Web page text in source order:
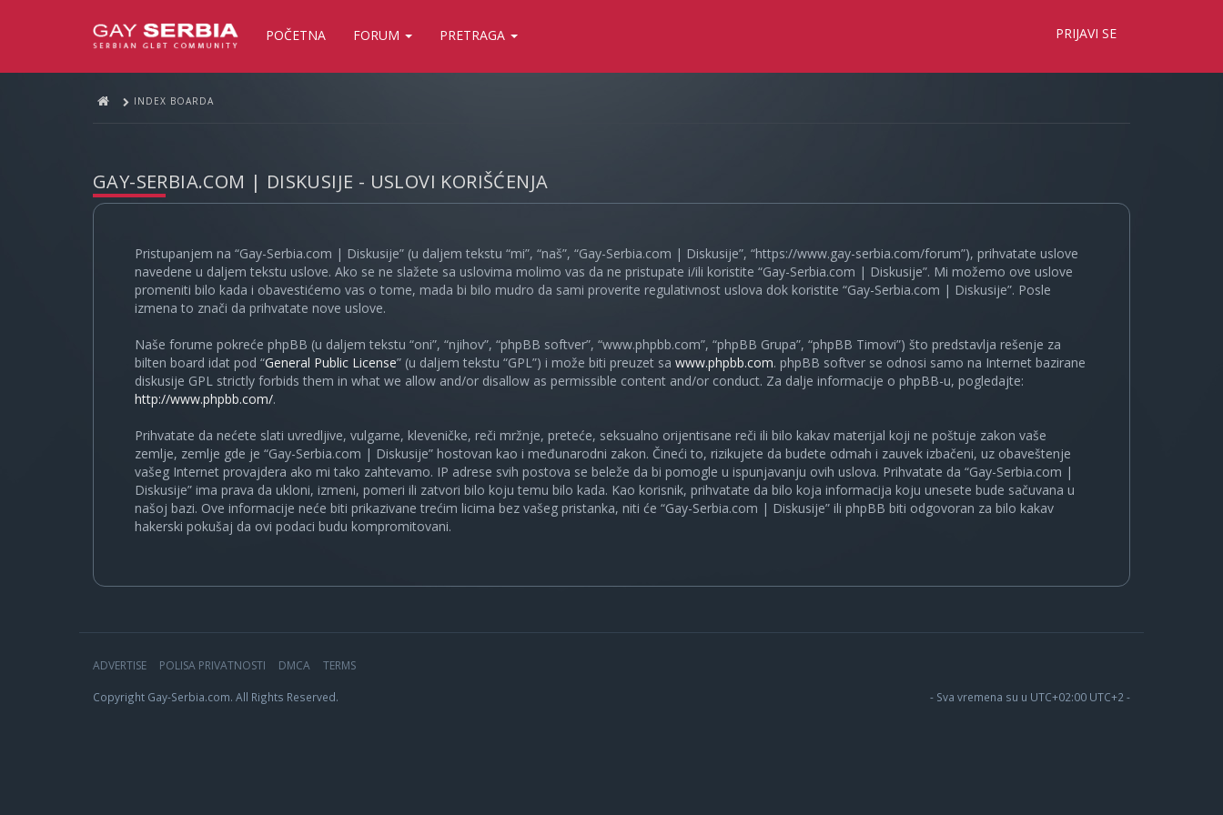
POČETNA FORUM PRETRAGA PRIJAVI SE
INDEX BOARDA
GAY-SERBIA.COM | DISKUSIJE - USLOVI KORIŠĆENJA
Pristupanjem na “Gay-Serbia.com | Diskusije” (u daljem tekstu “mi”, “naš”, “Gay-Serbia.com | Diskusije”, “https://www.gay-serbia.com/forum”), prihvatate uslove
navedene u daljem tekstu uslove. Ako se ne slažete sa uslovima molimo vas da ne pristupate i/ili koristite “Gay-Serbia.com | Diskusije”. Mi možemo ove uslove
promeniti bilo kada i obavestićemo vas o tome, mada bi bilo mudro da sami proverite regulativnost uslova dok koristite “Gay-Serbia.com | Diskusije”. Posle
izmena to znači da prihvatate nove uslove.
Naše forume pokreće phpBB (u daljem tekstu “oni”, “njihov”, “phpBB softver”, “www.phpbb.com”, “phpBB Grupa”, “phpBB Timovi”) što predstavlja rešenje za
bilten board idat pod “General Public License” (u daljem tekstu “GPL”) i može biti preuzet sa www.phpbb.com. phpBB softver se odnosi samo na Internet bazirane
diskusije GPL strictly forbids them in what we allow and/or disallow as permissible content and/or conduct. Za dalje informacije o phpBB-u, pogledajte:
http://www.phpbb.com/.
Prihvatate da nećete slati uvredljive, vulgarne, kleveničke, reči mržnje, preteće, seksualno orijentisane reči ili bilo kakav materijal koji ne poštuje zakon vaše
zemlje, zemlje gde je “Gay-Serbia.com | Diskusije” hostovan kao i međunarodni zakon. Čineći to, rizikujete da budete odmah i zauvek izbačeni, uz obaveštenje
vašeg Internet provajdera ako mi tako zahtevamo. IP adrese svih postova se beleže da bi pomogle u ispunjavanju ovih uslova. Prihvatate da “Gay-Serbia.com |
Diskusije” ima prava da ukloni, izmeni, pomeri ili zatvori bilo koju temu bilo kada. Kao korisnik, prihvatate da bilo koja informacija koju unesete bude sačuvana u
našoj bazi. Ove informacije neće biti prikazivane trećim licima bez vašeg pristanka, niti će “Gay-Serbia.com | Diskusije” ili phpBB biti odgovoran za bilo kakav
hakerski pokušaj da ovi podaci budu kompromitovani.
ADVERTISE POLISA PRIVATNOSTI DMCA TERMS
Copyright Gay-Serbia.com. All Rights Reserved. - Sva vremena su u UTC+02:00 UTC+2 -